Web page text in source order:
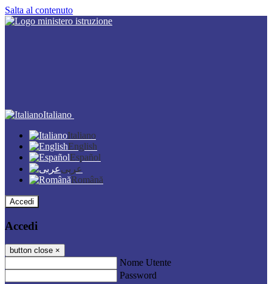
Salta al contenuto
Italiano
Italiano
English
Español
عربى
Română
Accedi
Accedi
button close ×
Nome Utente
Password